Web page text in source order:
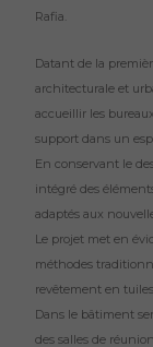
Rafia.
Datant de la
architecturale et
accueillir les
support dans un
En conservant le
intégré des
adaptés aux
Le projet met en
méthodes
revêtement en
Dans le bâtiment
des salles de